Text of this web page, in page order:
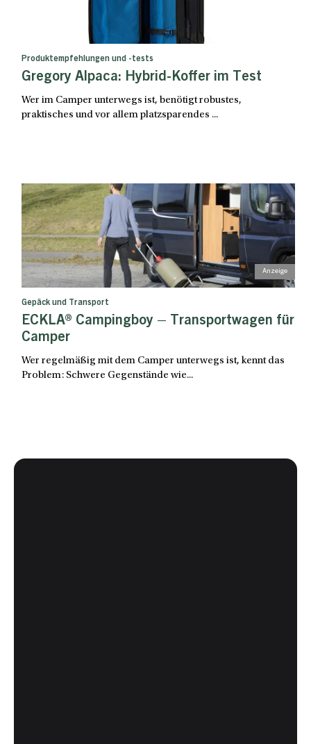
Produktempfehlungen und -tests
Gregory Alpaca: Hybrid-Koffer im Test
Wer im Camper unterwegs ist, benötigt robustes,
praktisches und vor allem platzsparendes ...
Gepäck und Transport
ECKLA® Campingboy – Transportwagen für
Camper
Wer regelmäßig mit dem Camper unterwegs ist, kennt das
Problem: Schwere Gegenstände wie...